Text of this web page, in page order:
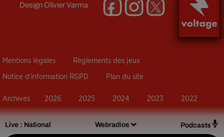
Live : National Webradios Podcasts
DesignOlivier Varma
Mentions légales Règlements des jeux
Notice d’information RGPD Plan du site
Archives 2026 2025 2024 2023 2022